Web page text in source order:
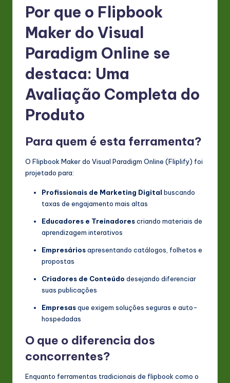
Por que o Flipbook
Maker do Visual
Paradigm Online se
destaca: Uma
Avaliação Completa do
Produto
Para quem é esta ferramenta?
O Flipbook Maker do Visual Paradigm Online (Fliplify) foi
projetado para:
Profissionais de Marketing Digital buscando
taxas de engajamento mais altas
Educadores e Treinadorescriando materiais de
aprendizagem interativos
Empresáriosapresentando catálogos, folhetos e
propostas
Criadores de Conteúdo desejando diferenciar
suas publicações
Empresasque exigem soluções seguras e auto-
hospedadas
O que o diferencia dos
concorrentes?
Enquanto ferramentas tradicionais de flipbook como o